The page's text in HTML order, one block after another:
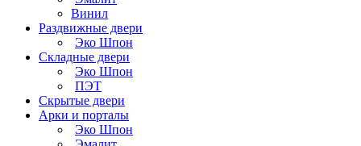
Винил
Раздвижные двери
Эко Шпон
Складные двери
Эко Шпон
ПЭТ
Скрытые двери
Арки и порталы
Эко Шпон